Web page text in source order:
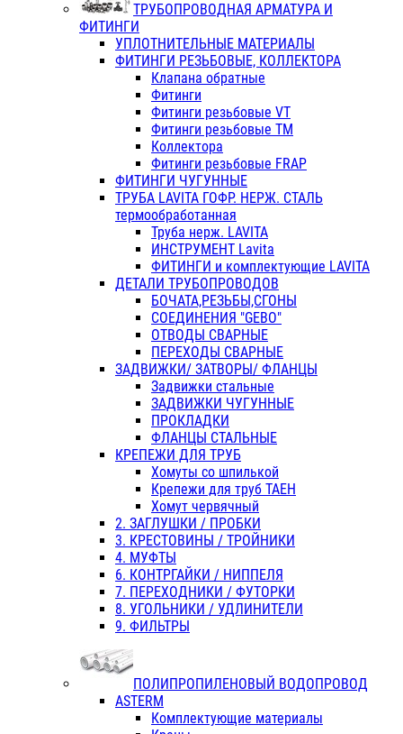
ТРУБОПРОВОДНАЯ АРМАТУРА И
ФИТИНГИ
УПЛОТНИТЕЛЬНЫЕ МАТЕРИАЛЫ
ФИТИНГИ РЕЗЬБОВЫЕ, КОЛЛЕКТОРА
Клапана обратные
Фитинги
Фитинги резьбовые VT
Фитинги резьбовые ТМ
Коллектора
Фитинги резьбовые FRAP
ФИТИНГИ ЧУГУННЫЕ
ТРУБА LAVITA ГОФР. НЕРЖ. СТАЛЬ
термообработанная
Труба нерж. LAVITA
ИНСТРУМЕНТ Lavita
ФИТИНГИ и комплектующие LAVITA
ДЕТАЛИ ТРУБОПРОВОДОВ
БОЧАТА,РЕЗЬБЫ,СГОНЫ
СОЕДИНЕНИЯ "GEBO"
ОТВОДЫ СВАРНЫЕ
ПЕРЕХОДЫ СВАРНЫЕ
ЗАДВИЖКИ/ ЗАТВОРЫ/ ФЛАНЦЫ
Задвижки стальные
ЗАДВИЖКИ ЧУГУННЫЕ
ПРОКЛАДКИ
ФЛАНЦЫ СТАЛЬНЫЕ
КРЕПЕЖИ ДЛЯ ТРУБ
Хомуты со шпилькой
Крепежи для труб ТАЕН
Хомут червячный
2. ЗАГЛУШКИ / ПРОБКИ
3. КРЕСТОВИНЫ / ТРОЙНИКИ
4. МУФТЫ
6. КОНТРГАЙКИ / НИППЕЛЯ
7. ПЕРЕХОДНИКИ / ФУТОРКИ
8. УГОЛЬНИКИ / УДЛИНИТЕЛИ
9. ФИЛЬТРЫ
ПОЛИПРОПИЛЕНОВЫЙ ВОДОПРОВОД
ASTERM
Комплектующие материалы